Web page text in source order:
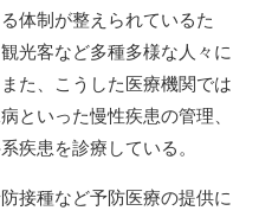
体制が整えられているた
光客など多種多様な人々に
た、こうした医療機関では
といった慢性疾患の管理、
疾患を診療している。
接種など予防医療の提供に